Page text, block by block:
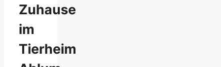
Zuhause
im
Tierheim